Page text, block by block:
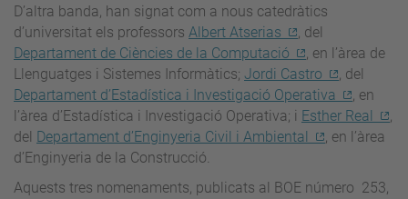
D’altra banda, han signat com a nous catedràtics
d’universitat els professors Albert Atserias
, del
Departament de Ciències de la Computació
, en l’àrea de
Llenguatges i Sistemes Informàtics; Jordi Castro
, del
Departament d’Estadística i Investigació Operativa
, en
l’àrea d’Estadística i Investigació Operativa; i Esther Real
,
del Departament d’Enginyeria Civil i Ambiental
, en l’àrea
d’Enginyeria de la Construcció.
Aquests tres nomenaments, publicats al BOE número 253,